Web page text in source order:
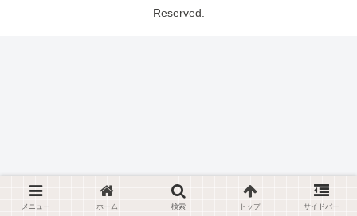
Reserved.
メニュー ホーム 検索 トップ サイドバー